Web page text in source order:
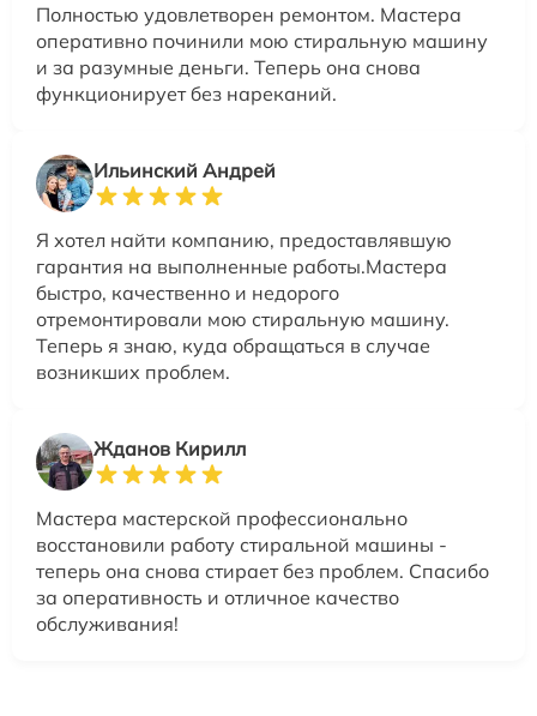
Полностью удовлетворен ремонтом. Мастера
оперативно починили мою стиральную машину
и за разумные деньги. Теперь она снова
функционирует без нареканий.
Ильинский Андрей
Я хотел найти компанию, предоставлявшую
гарантия на выполненные работы.Мастера
быстро, качественно и недорого
отремонтировали мою стиральную машину.
Теперь я знаю, куда обращаться в случае
возникших проблем.
Жданов Кирилл
Мастера мастерской профессионально
восстановили работу стиральной машины -
теперь она снова стирает без проблем. Спасибо
за оперативность и отличное качество
обслуживания!